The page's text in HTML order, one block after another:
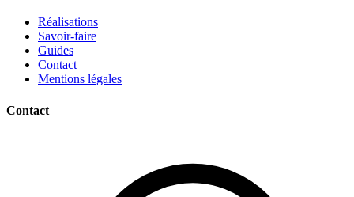
Réalisations
Savoir-faire
Guides
Contact
Mentions légales
Contact